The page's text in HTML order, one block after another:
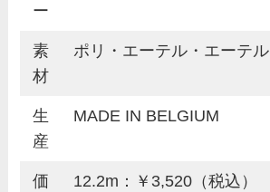
ー
素
材
ポリ・エーテル・エーテル
生
産
MADE IN BELGIUM
価
12.2m：￥3,520（税込）